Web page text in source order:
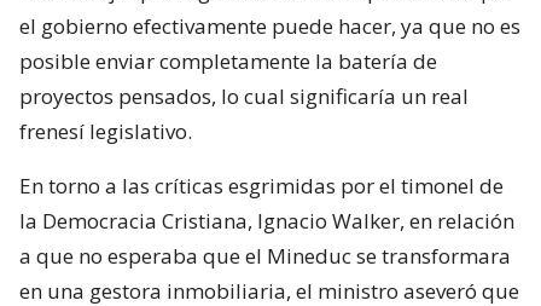
el gobierno efectivamente puede hacer, ya que no es
posible enviar completamente la batería de
proyectos pensados, lo cual significaría un real
frenesí legislativo.
En torno a las críticas esgrimidas por el timonel de
la Democracia Cristiana, Ignacio Walker, en relación
a que no esperaba que el Mineduc se transformara
en una gestora inmobiliaria, el ministro aseveró que